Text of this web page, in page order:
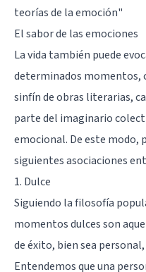
teorías de la emoción"
El sabor de las emociones
La vida también puede
determinados momentos,
sinfín de obras literarias,
parte del imaginario
emocional. De este modo,
siguientes asociaciones
1. Dulce
Siguiendo la filosofía
momentos dulces son
de éxito, bien sea
Entendemos que una